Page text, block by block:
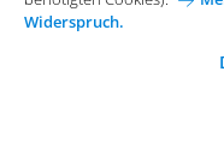
Widerspruch.
Analytische